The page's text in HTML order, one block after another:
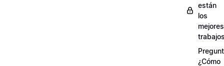
están
los
mejores
¿Cómo